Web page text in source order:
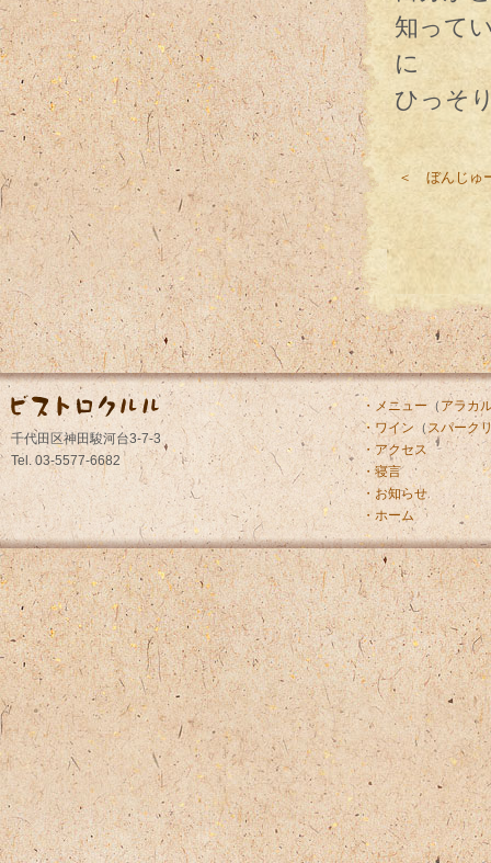
知って
に
ひっそ
＜ ぼんじゅ
千代田区神田駿河台3-7-3
Tel. 03-5577-6682
・メニュー（ アラカ
・ワイン （スパーク
・アクセス
・寝言
・お知らせ
・ホーム